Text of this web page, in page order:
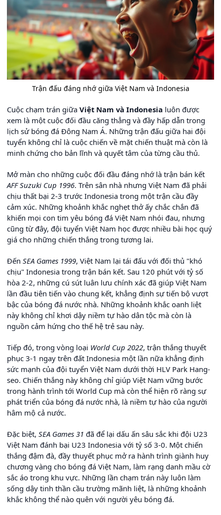
Trận đấu đáng nhớ giữa Việt Nam và Indonesia
Cuộc chạm trán giữa Việt Nam và Indonesia luôn được
xem là một cuộc đối đầu căng thẳng và đầy hấp dẫn trong
lịch sử bóng đá Đông Nam Á. Những trận đấu giữa hai đội
tuyển không chỉ là cuộc chiến về mặt chiến thuật mà còn là
minh chứng cho bản lĩnh và quyết tâm của từng cầu thủ.
Mở màn cho những cuộc đối đầu đáng nhớ là trận bán kết
AFF Suzuki Cup 1996. Trên sân nhà nhưng Việt Nam đã phải
chịu thất bại 2-3 trước Indonesia trong một trận cầu đầy
cảm xúc. Những khoảnh khắc nghẹt thở ấy chắc chắn đã
khiến mọi con tim yêu bóng đá Việt Nam nhói đau, nhưng
cũng từ đây, đội tuyển Việt Nam học được nhiều bài học quý
giá cho những chiến thắng trong tương lai.
Đến SEA Games 1999, Việt Nam lại tái đấu với đối thủ "khó
chịu" Indonesia trong trận bán kết. Sau 120 phút với tỷ số
hòa 2-2, những cú sút luân lưu chính xác đã giúp Việt Nam
lần đầu tiên tiến vào chung kết, khẳng định sự tiến bộ vượt
bậc của bóng đá nước nhà. Những khoảnh khắc oanh liệt
này không chỉ khơi dậy niềm tự hào dân tộc mà còn là
nguồn cảm hứng cho thế hệ trẻ sau này.
Tiếp đó, trong vòng loại World Cup 2022, trận thắng thuyết
phục 3-1 ngay trên đất Indonesia một lần nữa khẳng định
sức mạnh của đội tuyển Việt Nam dưới thời HLV Park Hang-
seo. Chiến thắng này không chỉ giúp Việt Nam vững bước
trong hành trình tới World Cup mà còn thể hiện rõ ràng sự
phát triển của bóng đá nước nhà, là niềm tự hào của người
hâm mộ cả nước.
Đặc biệt, SEA Games 31 đã để lại dấu ấn sâu sắc khi đội U23
Việt Nam đánh bại U23 Indonesia với tỷ số 3-0. Một chiến
thắng đậm đà, đầy thuyết phục mở ra hành trình giành huy
chương vàng cho bóng đá Việt Nam, làm rạng danh mầu cờ
sắc áo trong khu vực. Những lần chạm trán này luôn làm
sống dậy tinh thần cầu trường mãnh liệt, là những khoảnh
khắc không thể nào quên với người yêu bóng đá.